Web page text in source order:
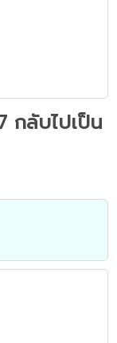
กลับไปเป็น